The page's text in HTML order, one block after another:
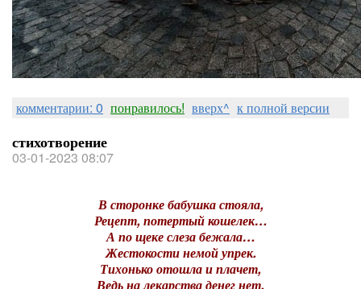
комментарии: 0 понравилось! вверх^ к полной версии
стихотворение
03-01-2023 08:07
В сторонке бабушка стояла,
Рецепт, потертый кошелек…
А по щеке слеза бежала…
Жестокости немой упрек.
Тихонько отошла и плачет,
Ведь на лекарства денег нет.